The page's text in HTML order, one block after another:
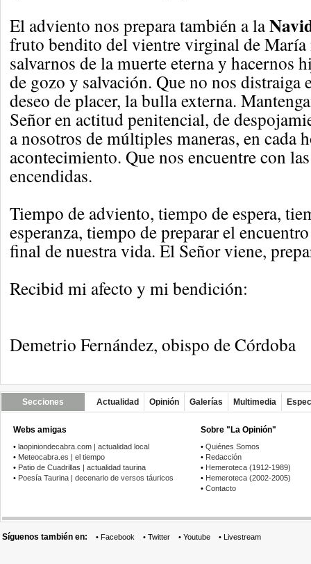
El adviento nos prepara también a la
fruto bendito del vientre virginal de María
salvarnos de la muerte eterna y hacernos
de gozo y salvación. Que no nos distraiga
deseo de placer, la bulla externa.
Señor en actitud penitencial, de
a nosotros de múltiples maneras, en cada
acontecimiento. Que nos encuentre con
encendidas.
Tiempo de adviento, tiempo de espera,
esperanza, tiempo de preparar el
final de nuestra vida. El Señor viene,
Recibid mi afecto y mi bendición:
Demetrio Fernández, obispo de Córdoba
Secciones Actualidad Opinión Galerías Multimedia
Webs amigas
• laopiniondecabra.com | actualidad local
• Meteocabra.es | el tiempo
• Patio de Cuadrillas | actualidad taurina
• Poesía Taurina | decenario de versos táuricos
Sobre "La Opinión"
• Quiénes Somos
• Redacción
• Hemeroteca (1912-1989)
• Hemeroteca (2002-2005)
• Contacto
Síguenos también en: • Facebook • Twitter • Youtube • Livestream